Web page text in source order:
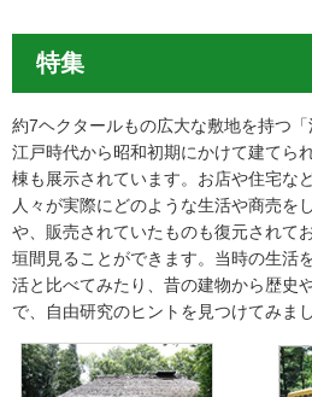
特集
約7ヘクタールもの広大な敷地を持つ「
江戸時代から昭和初期にかけて建てら
棟も展示されています。お店や住宅な
人々が実際にどのような生活や商売を
や、販売されていたものも復元されて
垣間見ることができます。当時の生活
活と比べてみたり、昔の建物から歴史
で、自由研究のヒントを見つけてみまし